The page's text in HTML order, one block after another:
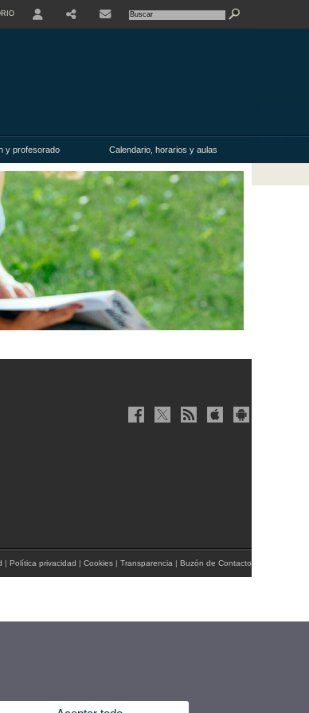
y profesorado Calendario, horarios y aulas
| Política privacidad | Cookies | Transparencia | Buzón de Contacto